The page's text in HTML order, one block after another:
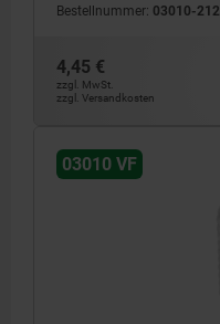
Bestellnummer: 03010-212
4,45 €
zzgl. MwSt.
zzgl. Versandkosten
03010 VF